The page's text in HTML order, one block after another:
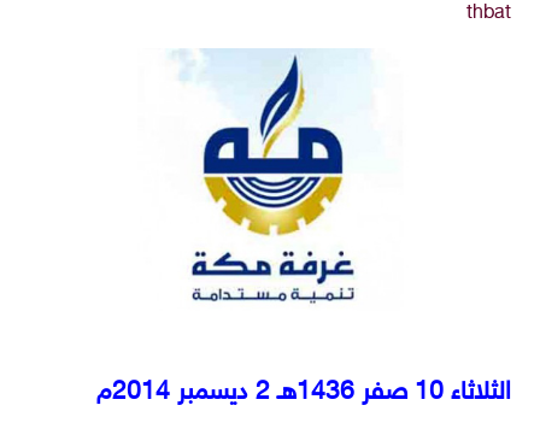
thbat
الثلاثاء 10 صفر 1436هـ 2 ديسمبر 2014م